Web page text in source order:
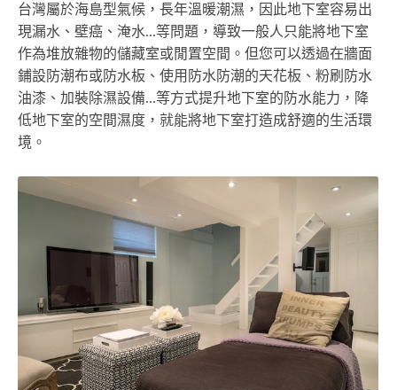
台灣屬於海島型氣候，長年溫暖潮濕，因此地下室容易出
現漏水、壁癌、淹水...等問題，導致一般人只能將地下室
作為堆放雜物的儲藏室或閒置空間。但您可以透過在牆面
鋪設防潮布或防水板、使用防水防潮的天花板、粉刷防水
油漆、加裝除濕設備…等方式提升地下室的防水能力，降
低地下室的空間濕度，就能將地下室打造成舒適的生活環
境。